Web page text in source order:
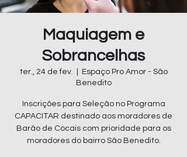
Maquiagem e
Sobrancelhas
ter., 24 de fev.
Espaço Pro Amor - São
Benedito
Inscrições para Seleção no Programa
CAPACITAR destinado aos moradores de
Barão de Cocais com prioridade para os
moradores do bairro São Benedito.